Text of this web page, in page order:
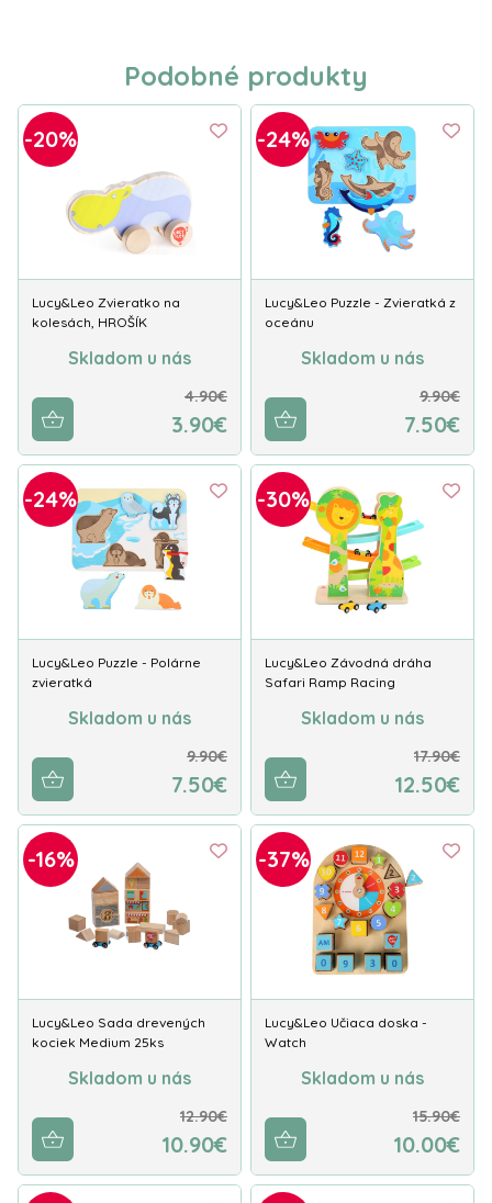
Podobné produkty
-20%
Lucy&Leo Zvieratko na
kolesách, HROŠÍK
Skladom u nás
4.90€
3.90€
-24%
Lucy&Leo Puzzle - Zvieratká z
oceánu
Skladom u nás
9.90€
7.50€
-24%
Lucy&Leo Puzzle - Polárne
zvieratká
Skladom u nás
9.90€
7.50€
-30%
Lucy&Leo Závodná dráha
Safari Ramp Racing
Skladom u nás
17.90€
12.50€
-16%
Lucy&Leo Sada drevených
kociek Medium 25ks
Skladom u nás
12.90€
10.90€
-37%
Lucy&Leo Učiaca doska -
Watch
Skladom u nás
15.90€
10.00€